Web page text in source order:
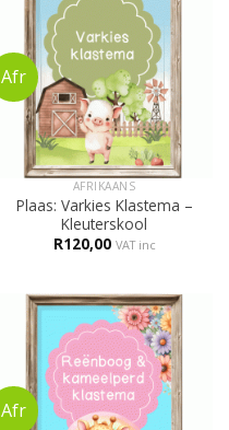
AFRIKAANS
Plaas: Varkies Klastema –
Kleuterskool
R120,00 VAT inc